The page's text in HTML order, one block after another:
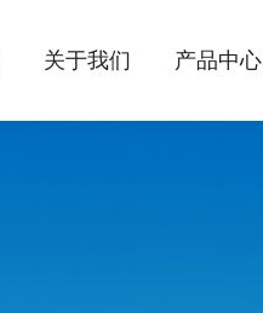
关于我们 产品中心